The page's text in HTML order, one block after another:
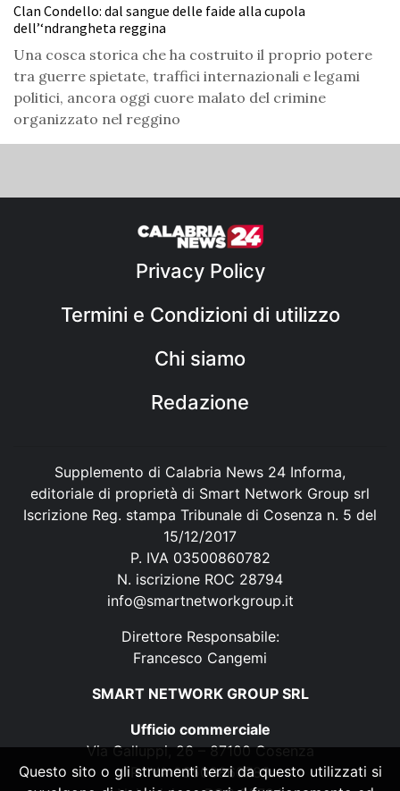
Clan Condello: dal sangue delle faide alla cupola
dell’‘ndrangheta reggina
Una cosca storica che ha costruito il proprio potere
tra guerre spietate, traffici internazionali e legami
politici, ancora oggi cuore malato del crimine
organizzato nel reggino
Privacy Policy
Termini e Condizioni di utilizzo
Chi siamo
Redazione
Supplemento di Calabria News 24 Informa,
editoriale di proprietà di Smart Network Group srl
Iscrizione Reg. stampa Tribunale di Cosenza n. 5 del
15/12/2017
P. IVA 03500860782
N. iscrizione ROC 28794
info@smartnetworkgroup.it
Direttore Responsabile:
Francesco Cangemi
SMART NETWORK GROUP SRL
Ufficio commerciale
Via Galluppi, 26 – 87100 Cosenza
P. IVA 03500860782
Questo sito o gli strumenti terzi da questo utilizzati si